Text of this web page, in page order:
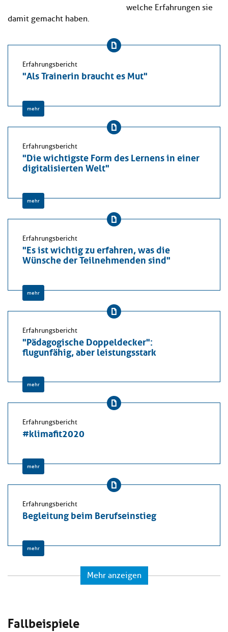
welche Erfahrungen sie
damit gemacht haben.
Erfahrungsbericht
"Als Trainerin braucht es Mut"
mehr
Erfahrungsbericht
"Die wichtigste Form des Lernens in einer
digitalisierten Welt"
mehr
Erfahrungsbericht
"Es ist wichtig zu erfahren, was die
Wünsche der Teilnehmenden sind"
mehr
Erfahrungsbericht
"Pädagogische Doppeldecker":
flugunfähig, aber leistungsstark
mehr
Erfahrungsbericht
#klimafit2020
mehr
Erfahrungsbericht
Begleitung beim Berufseinstieg
mehr
Mehr anzeigen
Fallbeispiele